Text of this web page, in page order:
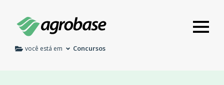
você está em Concursos